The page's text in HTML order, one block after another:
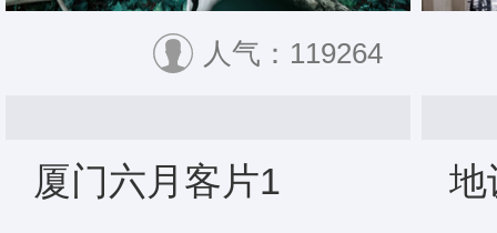
人气：119264
厦门六月客片1 地